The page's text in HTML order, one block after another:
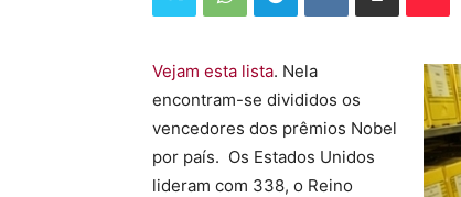
Vejam esta lista. Nela
encontram-se divididos os
vencedores dos prêmios Nobel
por país. Os Estados Unidos
lideram com 338, o Reino